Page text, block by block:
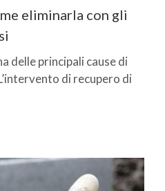
eliminarla con gli
delle principali cause di
di recupero di